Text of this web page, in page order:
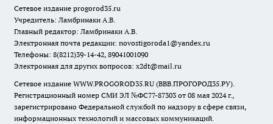
Сетевое издание progorod35.ru
Учредитель: Ламбринаки А.В.
Главный редактор: Ламбринаки А.В.
Электронная почта редакции: novostigoroda1@yandex.ru
Телефоны: 8(8212)39-14-42, 89041001090
Электронная для других вопросов: x2dt@mail.ru
Сетевое издание WWW.PROGOROD35.RU (ВВВ.ПРОГОРОД35.РУ).
Регистрационный номер СМИ ЭЛ №ФС77-87303 от 08 мая 2024 г.,
зарегистрировано Федеральной службой по надзору в сфере связи,
информационных технологий и массовых коммуникаций.